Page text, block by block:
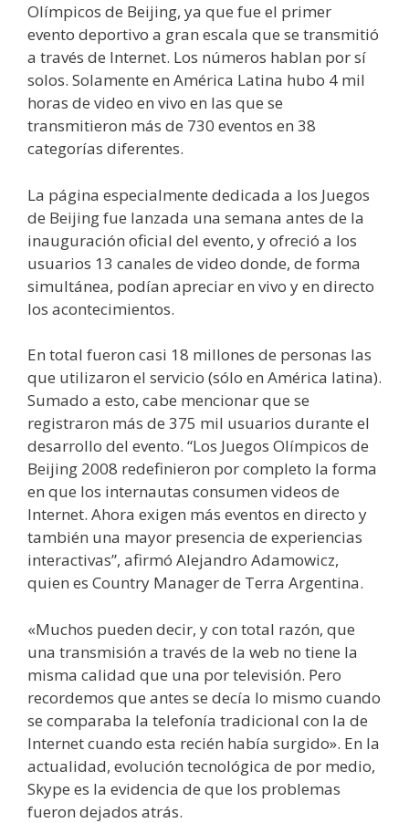
Olímpicos de Beijing, ya que fue el primer
evento deportivo a gran escala que se transmitió
a través de Internet. Los números hablan por sí
solos. Solamente en América Latina hubo 4 mil
horas de video en vivo en las que se
transmitieron más de 730 eventos en 38
categorías diferentes.
La página especialmente dedicada a los Juegos
de Beijing fue lanzada una semana antes de la
inauguración oficial del evento, y ofreció a los
usuarios 13 canales de video donde, de forma
simultánea, podían apreciar en vivo y en directo
los acontecimientos.
En total fueron casi 18 millones de personas las
que utilizaron el servicio (sólo en América latina).
Sumado a esto, cabe mencionar que se
registraron más de 375 mil usuarios durante el
desarrollo del evento. “Los Juegos Olímpicos de
Beijing 2008 redefinieron por completo la forma
en que los internautas consumen videos de
Internet. Ahora exigen más eventos en directo y
también una mayor presencia de experiencias
interactivas”, afirmó Alejandro Adamowicz,
quien es Country Manager de Terra Argentina.
«Muchos pueden decir, y con total razón, que
una transmisión a través de la web no tiene la
misma calidad que una por televisión. Pero
recordemos que antes se decía lo mismo cuando
se comparaba la telefonía tradicional con la de
Internet cuando esta recién había surgido». En la
actualidad, evolución tecnológica de por medio,
Skype es la evidencia de que los problemas
fueron dejados atrás.